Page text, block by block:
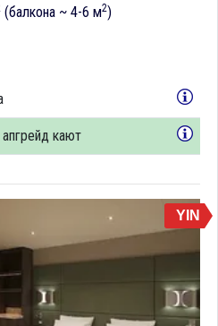
(балкона ~ 4-6 м2)
кают
YIN